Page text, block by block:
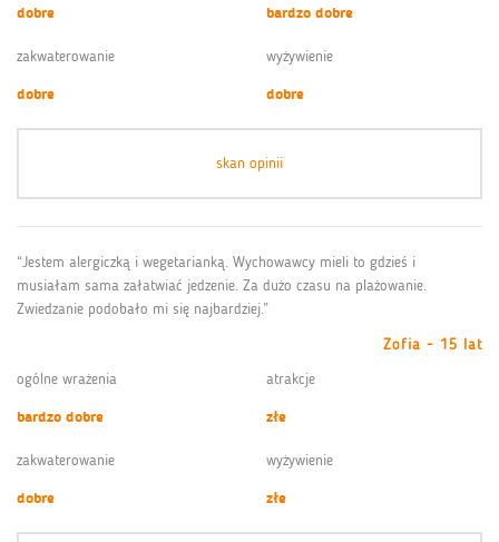
dobre
bardzo dobre
zakwaterowanie
dobre
wyżywienie
dobre
skan opinii
“Jestem alergiczką i wegetarianką. Wychowawcy mieli to gdzieś i
musiałam sama załatwiać jedzenie. Za dużo czasu na plażowanie.
Zwiedzanie podobało mi się najbardziej.”
Zofia - 15 lat
ogólne wrażenia
bardzo dobre
atrakcje
złe
zakwaterowanie
dobre
wyżywienie
złe